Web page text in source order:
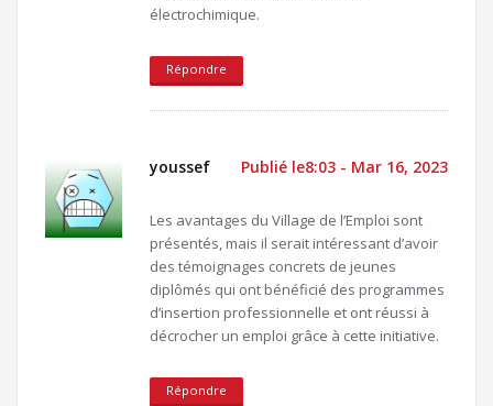
électrochimique.
Répondre
youssef Publié le8:03 - Mar 16, 2023
Les avantages du Village de l’Emploi sont
présentés, mais il serait intéressant d’avoir
des témoignages concrets de jeunes
diplômés qui ont bénéficié des programmes
d’insertion professionnelle et ont réussi à
décrocher un emploi grâce à cette initiative.
Répondre